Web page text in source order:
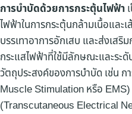
การบำบัดด้วยการกระตุ้นไฟฟ้า
ไฟฟ้าในการกระตุ้นกล้ามเนื้อและ
บรรเทาอาการอักเสบ และส่งเส
กระแสไฟฟ้าที่ใช้มีลักษณะและระ
วัตถุประสงค์ของการบำบัด เช่น
Muscle Stimulation หรือ EMS)
(Transcutaneous Electrical